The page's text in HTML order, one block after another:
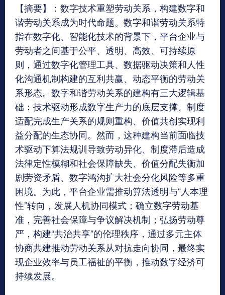
【摘要】：数字技术重塑劳动关系，构建数字和
谐劳动关系成为时代命题。数字和谐劳动关系特
指在数字化、智能化技术的背景下，平台企业与
劳动者之间基于公平、透明、高效、可持续原
则，通过数字化管理工具、数据驱动决策和人性
化沟通机制构建的互利共赢、动态平衡的劳动关
系形态。数字和谐劳动关系的建构有三大逻辑基
础：技术驱动形成数字生产力的底层支撑、制度
适配完成生产关系的规则重构、价值共创实现利
益分配的生态协同。然而，这种建构当前面临技
术驱动下算法规训导致劳动异化、制度滞后造成
法律定性模糊和社会保障缺失、价值分配失衡加
剧劳资矛盾、数字鸿沟扩大社会分化风险等多重
困境。为此，平台企业需推动算法透明与“人本理
性”转向，发展人机协同模式；确立数字劳动基
准，完善社会保障与争议解决机制；弘扬劳动尊
严，构建“共治共享”的伦理秩序，通过多元主体
协商共建推动劳动关系从对抗走向协同，最终实
现企业效率与员工福祉的平衡，推动数字经济可
持续发展。